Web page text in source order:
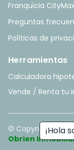
¡Hola
Franquicia CityMax
Preguntas
Políticas de
Herramientas
Calculadora
Vende / Renta tu
© Copyright2026
Obrien